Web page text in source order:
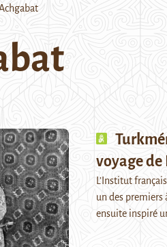
voyage de
L’Institut
un des premiers
ensuite inspiré